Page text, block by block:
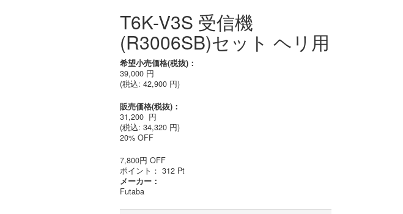
T6K-V3S 受信機
(R3006SB)セット ヘリ用
希望小売価格(税抜)：
39,000 円
(税込: 42,900円)
販売価格(税抜)：
31,200 円
(税込: 34,320 円)
20% OFF
7,800円 OFF
ポイント： 312 Pt
メーカー：
Futaba